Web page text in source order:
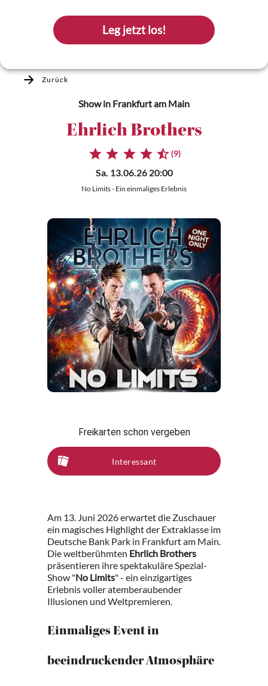
Leg jetzt los!
Zurück
Showin Frankfurt am Main
Ehrlich Brothers
(9)
Sa. 13.06.26 20:00
No Limits - Ein einmaliges Erlebnis
Freikarten schon vergeben
Interessant
Am 13. Juni 2026 erwartet die Zuschauer
ein magisches Highlight der Extraklasse im
Deutsche Bank Park in Frankfurt am Main.
Die weltberühmten Ehrlich Brothers
präsentieren ihre spektakuläre Spezial-
Show "No Limits" - ein einzigartiges
Erlebnis voller atemberaubender
Illusionen und Weltpremieren.
Einmaliges Event in
beeindruckender Atmosphäre